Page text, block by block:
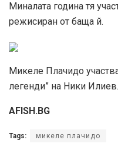
Миналата година тя
режисиран от баща й.
Микеле Плачидо
легенди” на Ники Илиев.
AFISH.BG
Tags: микеле плачидо